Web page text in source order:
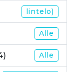
lintelo)
Alle
Alle